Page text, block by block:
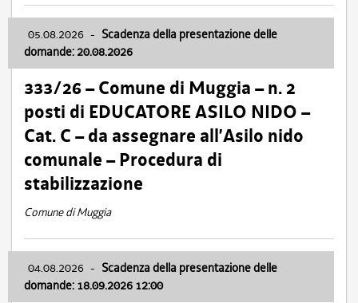
05.08.2026 - Scadenza della presentazione delle
domande: 20.08.2026
333/26 – Comune di Muggia – n. 2
posti di EDUCATORE ASILO NIDO –
Cat. C – da assegnare all’Asilo nido
comunale – Procedura di
stabilizzazione
Comune di Muggia
04.08.2026 - Scadenza della presentazione delle
domande: 18.09.2026 12:00